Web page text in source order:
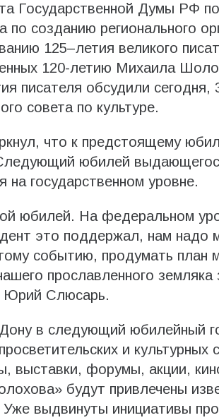
Государственной Думы РФ по
созданию регионального
125–летия великого
120-летию Михаила
писателя обсудили сегодня,
совета по культуре.
что к предстоящему
юбилей
на государственном уровне.
юбилей. На федеральном
это поддержал, нам надо
событию, продумать план
прославленного земляка
Юрий Слюсарь.
в следующий юбилейный
и культурных
выставки, форумы, акции,
будут привлечены
Уже выдвинуты инициативы